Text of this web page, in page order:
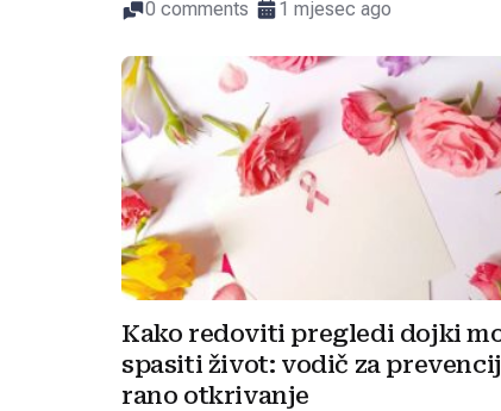
0 comments 1 mjesec ago
Kako redoviti pregledi dojki
spasiti život: vodič za
rano otkrivanje